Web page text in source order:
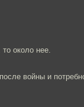
около нее.
войны и